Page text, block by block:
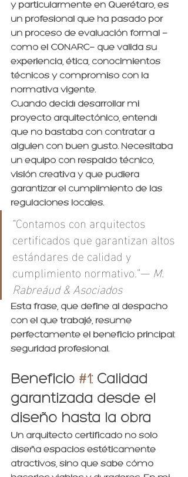
y particularmente en Querétaro, es
un profesional que ha pasado por
un proceso de evaluación formal —
como el CONARC— que valida su
experiencia, ética, conocimientos
técnicos y compromiso con la
normativa vigente.
Cuando decidí desarrollar mi
proyecto arquitectónico, entendí
que no bastaba con contratar a
alguien con buen gusto. Necesitaba
un equipo con respaldo técnico,
visión creativa y que pudiera
garantizar el cumplimiento de las
regulaciones locales.
“Contamos con arquitectos
certificados que garantizan altos
estándares de calidad y
cumplimiento normativo.”— M.
Rabreáud & Asociados
Esta frase, que define al despacho
con el que trabajé, resume
perfectamente el beneficio principal:
seguridad profesional.
Beneficio #1: Calidad
garantizada desde el
diseño hasta la obra
Un arquitecto certificado no solo
diseña espacios estéticamente
atractivos, sino que sabe cómo